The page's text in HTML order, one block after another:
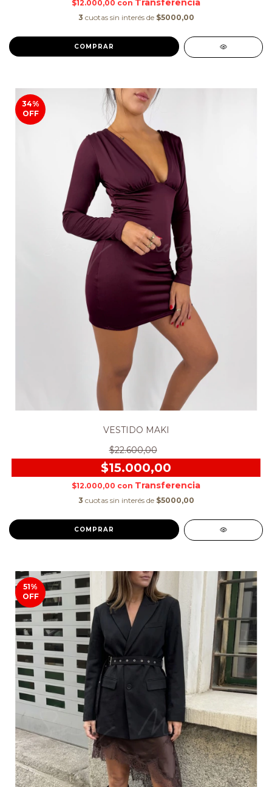
$12.000,00 con
3 cuotas sin interés de $5000,00
COMPRAR
34%
OFF
VESTIDO MAKI
$22.600,00
$15.000,00
$12.000,00 con
3 cuotas sin interés de $5000,00
COMPRAR
51%
OFF